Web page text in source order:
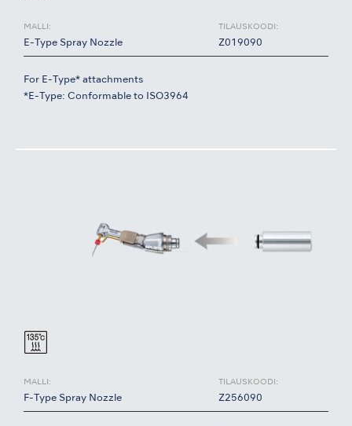
MALLI:
E-Type Spray Nozzle
TILAUSKOODI:
Z019090
For E-Type* attachments
*E-Type: Conformable to ISO3964
MALLI:
F-Type Spray Nozzle
TILAUSKOODI:
Z256090